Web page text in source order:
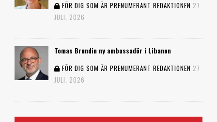
FÖR DIG SOM ÄR PRENUMERANT REDAKTIONEN 27
JULI, 2026
Tomas Brundin ny ambassadör i Libanon
FÖR DIG SOM ÄR PRENUMERANT REDAKTIONEN 27
JULI, 2026